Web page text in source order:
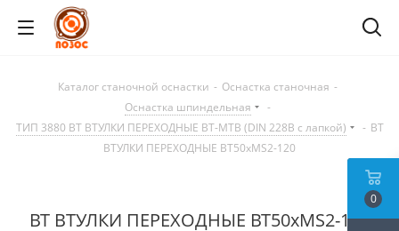
Каталог станочной оснастки - Оснастка станочная -
Оснастка шпиндельная
-
ТИП 3880 BT ВТУЛКИ ПЕРЕХОДНЫЕ BT-MTB (DIN 228B с лапкой)
- BT
ВТУЛКИ ПЕРЕХОДНЫЕ BT50xMS2-120
BT ВТУЛКИ ПЕРЕХОДНЫЕ BT50xMS2-120
0